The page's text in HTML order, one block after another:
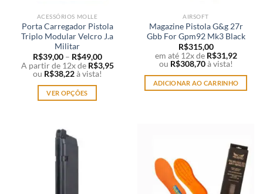
do
produto
do
produto
ACESSÓRIOS MOLLE
Porta Carregador Pistola
Triplo Modular Velcro J.a
Militar
R$39,00– R$49,00
A partir de 12x de R$3,95
ou R$38,22 à vista!
VER OPÇÕES
tem
várias
variantes.
AIRSOFT
Magazine Pistola G&g 27r
Gbb For Gpm92 Mk3 Black
R$315,00
em até 12x de R$31,92
ou R$308,70 à vista!
ADICIONAR AO CARRINHO